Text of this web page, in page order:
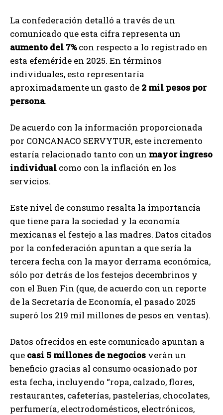
La confederación detalló a través de un
comunicado que esta cifra representa un
aumento del 7%con respecto a lo registrado en
esta efeméride en 2025. En términos
individuales, esto representaría
aproximadamente un gasto de 2 mil pesos por
persona.
De acuerdo con la información proporcionada
por CONCANACO SERVYTUR, este incremento
estaría relacionado tanto con un mayor ingreso
individual como con la inflación en los
servicios.
Este nivel de consumo resalta la importancia
que tiene para la sociedad y la economía
mexicanas el festejo a las madres. Datos citados
por la confederación apuntan a que sería la
tercera fecha con la mayor derrama económica,
sólo por detrás de los festejos decembrinos y
con el Buen Fin (que, de acuerdo con un reporte
de la Secretaría de Economía, el pasado 2025
superó los 219 mil millones de pesos en ventas).
Datos ofrecidos en este comunicado apuntan a
que casi 5 millones de negocios verán un
beneficio gracias al consumo ocasionado por
esta fecha, incluyendo “ropa, calzado, flores,
restaurantes, cafeterías, pastelerías, chocolates,
perfumería, electrodomésticos, electrónicos,